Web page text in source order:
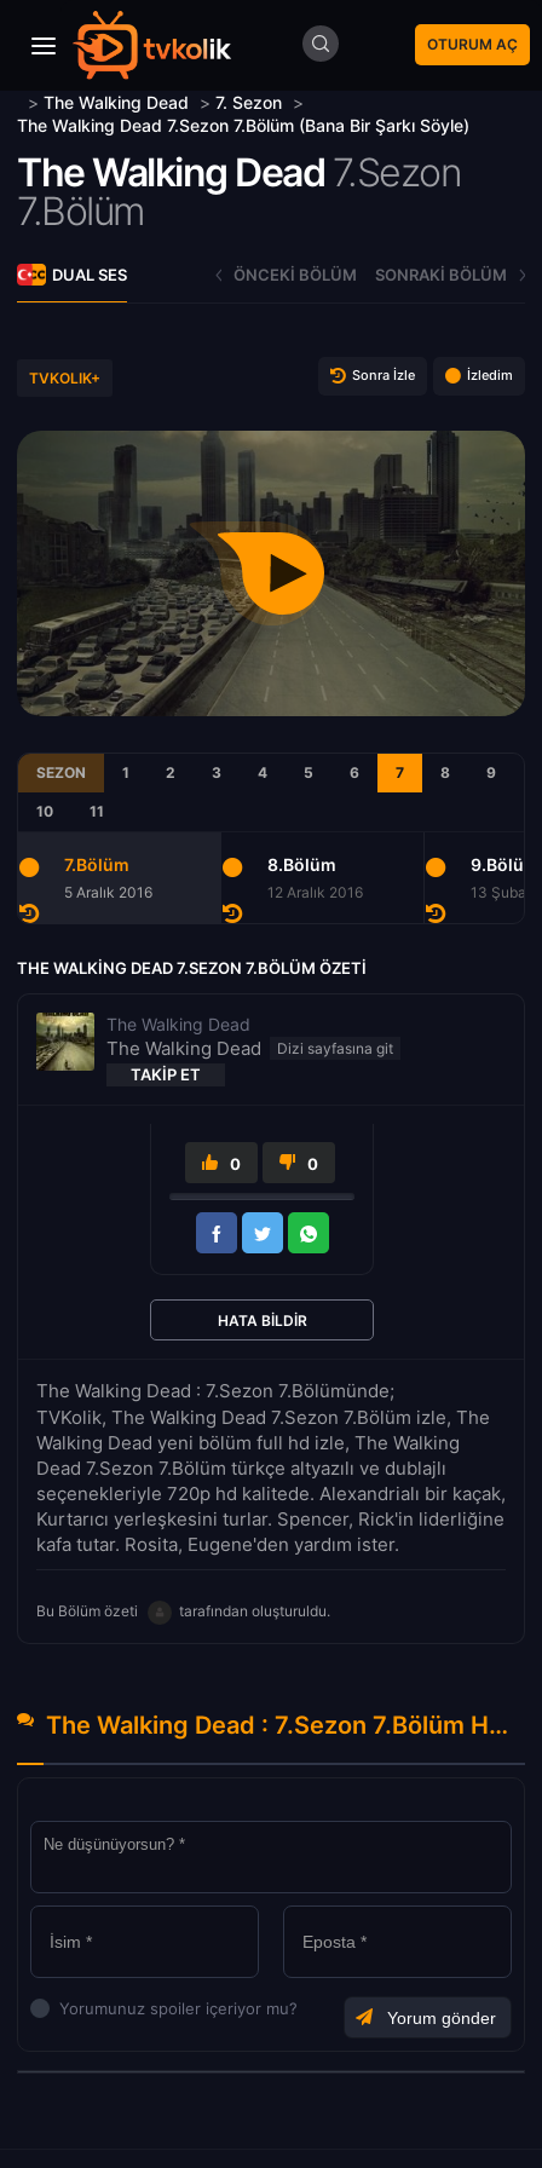
OTURUM AÇ
> The Walking Dead > 7. Sezon >
The Walking Dead 7.Sezon 7.Bölüm (Bana Bir Şarkı Söyle)
The Walking Dead 7.Sezon
7.Bölüm
DUAL SES ÖNCEKI BÖLÜM SONRAKI BÖLÜM
TVKOLIK+ Sonra İzle İzledim
SEZON 1 2 3 4 5 6 7 8 9
10 11
7.Bölüm
5 Aralık 2016
8.Bölüm
12 Aralık 2016
9.Bölüm
13 Şubat
THE WALKING DEAD 7.SEZON 7.BÖLÜM ÖZETI
The Walking Dead
The Walking Dead
TAKIP ET
The Walking Dead : 7.Sezon 7.Bölümünde;
TVKolik, The Walking Dead 7.Sezon 7.Bölüm izle, The
Walking Dead yeni bölüm full hd izle, The Walking
Dead 7.Sezon 7.Bölüm türkçe altyazılı ve dublajlı
seçenekleriyle 720p hd kalitede. Alexandrialı bir kaçak,
Kurtarıcı yerleşkesini turlar. Spencer, Rick'in liderliğine
kafa tutar. Rosita, Eugene'den yardım ister.
Bu Bölüm özeti tarafından oluşturuldu.
0 0
HATA BILDIR
The Walking Dead : 7.Sezon 7.Bölüm Hakkında Yorumlar
Yorumunuz spoiler içeriyor mu?